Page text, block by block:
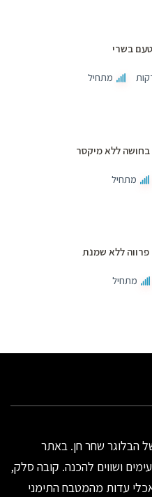
בשרי
מתחיל
בחושה ללא מיקסר
מתחיל
פרווה ללא שמנת
מתחיל
הבלוגר שחר חן. באתר
ושווים להכנה. קובה סלק,
עדות מהמטבח התימני